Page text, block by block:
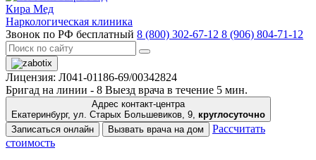
Кира Мед
Наркологическая клиника
Звонок по РФ бесплатный 8 (800) 302-67-12 8 (906) 804-71-12
Лицензия: Л041-01186-69/00342824
Бригад на линии - 8 Выезд врача в течение 5 мин.
Адрес контакт-центра
Екатеринбург, ул. Старых Большевиков, 9, круглосуточно
Записаться онлайн
Вызвать врача на дом
Рассчитать
стоимость